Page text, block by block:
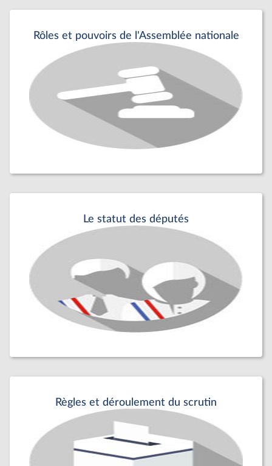
Rôles et pouvoirs de l'Assemblée nationale
Le statut des députés
Règles et déroulement du scrutin